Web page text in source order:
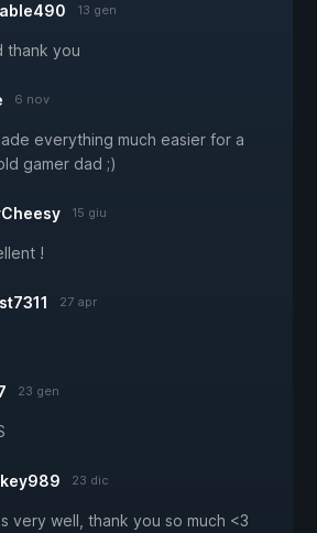
13 gen
thank you
6 nov
everything much easier for a
gamer dad ;)
15 giu
!
27 apr
23 gen
23 dic
very well, thank you so much <3